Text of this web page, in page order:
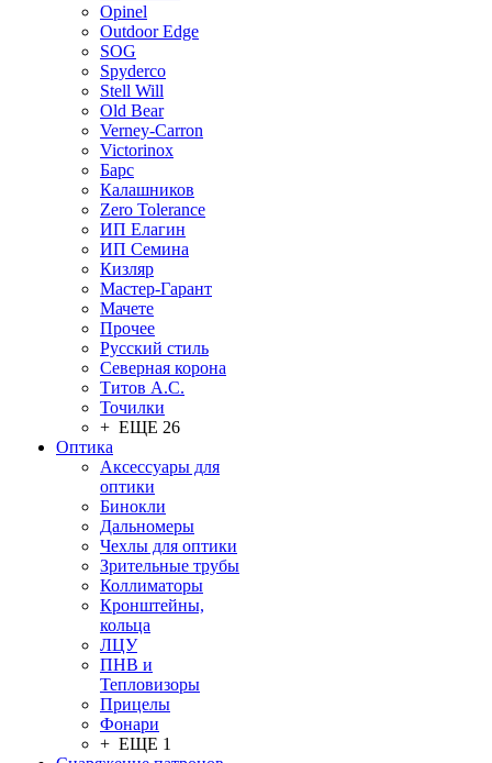
Opinel
Outdoor Edge
SOG
Spyderco
Stell Will
Old Bear
Verney-Carron
Victorinox
Барс
Калашников
Zero Tolerance
ИП Елагин
ИП Семина
Кизляр
Мастер-Гарант
Мачете
Прочее
Русский стиль
Северная корона
Титов А.С.
Точилки
+ ЕЩЕ 26
Оптика
Аксессуары для
оптики
Бинокли
Дальномеры
Чехлы для оптики
Зрительные трубы
Коллиматоры
Кронштейны,
кольца
ЛЦУ
ПНВ и
Тепловизоры
Прицелы
Фонари
+ ЕЩЕ 1